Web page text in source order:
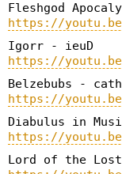
Fleshgod
https://
Igorr - ieuD
https://youtu.be/
Belzebubs -
https://youtu.be/
Diabulus in
https://youtu.be/
Lord of the